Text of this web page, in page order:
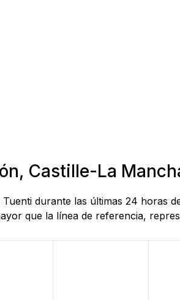
Castille-La
durante las últimas 24 horas
que la línea de referencia,